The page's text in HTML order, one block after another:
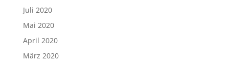
Juli 2020
Mai 2020
April 2020
März 2020